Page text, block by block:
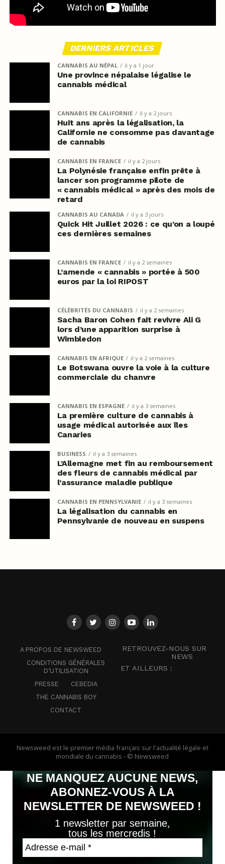
DERNIERS ARTICLES
CANNABIS AU NÉPAL il y a 1 jour
Une province népalaise légalise le
cannabis médical
CANNABIS EN CALIFORNIE il y a 2 jours
Huit ans après la légalisation, la
Californie ne consomme pas davantage
de cannabis
CANNABIS EN FRANCE il y a 2 jours
La Polynésie française enfin prête à
lancer son programme pilote de
« cannabis médical » après des mois de
retard
CANNABIS AU CANADA il y a 3 jours
Quick Hit Juillet 2026 : ce qu’on a loupé
ces dernières semaines
CANNABIS EN FRANCE il y a 2 semaines
L’amende « cannabis » portée à 500
euros par la loi RIPOST
CÉLÉBRITÉS DU CANNABIS il y a 2 semaines
Sacha Baron Cohen fait revivre Ali G
lors d’une apparition surprise à
Wimbledon
CANNABIS EN AFRIQUE il y a 2 semaines
Le Botswana ouvre la voie à la culture
commerciale du chanvre
CANNABIS EN ESPAGNE il y a 3 semaines
La première culture de cannabis à
usage médical autorisée aux îles
Canaries
BUSINESS il y a 3 semaines
L’Allemagne met fin au remboursement
des fleurs de cannabis médical par
l’assurance maladie publique
CANNABIS EN PENNSYLVANIE il y a 3 semaines
La légalisation du cannabis en
Pennsylvanie de nouveau en suspens
A PROPOS DE NEWSWEED
CONDITIONS GÉNÉRALES
D’UTILISATION
PRESSE
CEBEDIA
THE CANNABIS BOY
CONTACT
RETROUVEZ-NOUS SUR
NEWS
ET AILLEURS :
Newsweed est le premier média français sur l'actualité légale et
mondiale du cannabis - © Newsweed
NE MANQUEZ AUCUNE NEWS,
ABONNEZ-VOUS À LA
NEWSLETTER DE NEWSWEED !
1 newsletter par semaine,
tous les mercredis !